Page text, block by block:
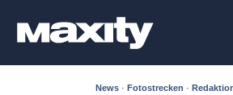
News · Fotostrecken ·